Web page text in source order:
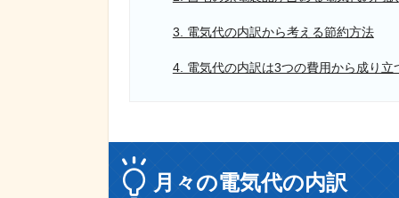
3. 電気代の内訳から考える節約方法
4. 電気代の内訳は3つの費用から成り立
月々の電気代の内訳